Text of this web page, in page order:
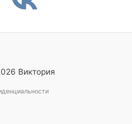
Виктория